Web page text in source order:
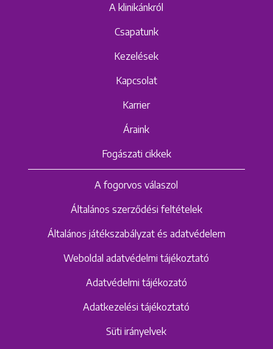
A klinikánkról
Csapatunk
Kezelések
Kapcsolat
Karrier
Áraink
Fogászati cikkek
A fogorvos válaszol
Általános szerződési feltételek
Általános játékszabályzat és adatvédelem
Weboldal adatvédelmi tájékoztató
Adatvédelmi tájékozató
Adatkezelési tájékoztató
Süti irányelvek